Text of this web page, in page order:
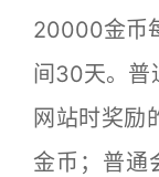
20000金币
间30天。普
网站时奖励
金币；普通